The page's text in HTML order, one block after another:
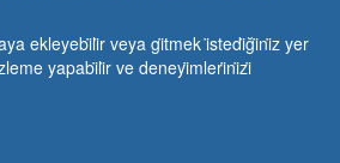
ekleyebi̇li̇r veya gi̇tmek i̇stedi̇ği̇ni̇z yer
yapabi̇li̇r ve deneyi̇mleri̇ni̇zi̇